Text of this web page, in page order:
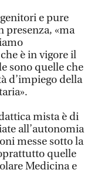
e pure
presenza, «ma
è in vigore il
sono quelle che
d’impiego della
mista è di
all’autonomia
messe sotto la
quelle
Medicina e